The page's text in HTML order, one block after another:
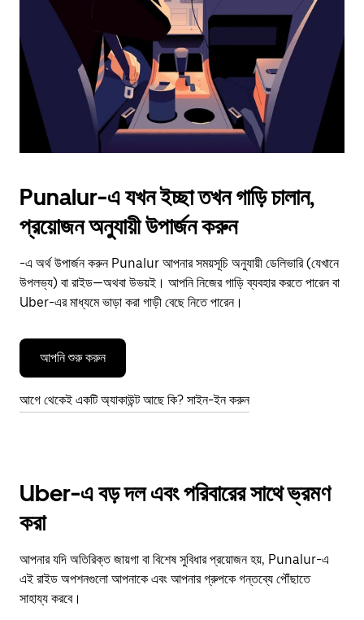
the
calendar.
Punalur-এ যখন ইচ্ছা তখন গাড়ি চালান,
প্রয়োজন অনুযায়ী উপার্জন করুন
-এ অর্থ উপার্জন করুন Punalur আপনার সময়সূচি অনুযায়ী ডেলিভারি (যেখানে
উপলভ্য) বা রাইড—অথবা উভয়ই। আপনি নিজের গাড়ি ব্যবহার করতে পারেন বা
Uber-এর মাধ্যমে ভাড়া করা গাড়ী বেছে নিতে পারেন।
আপনি শুরু করুন
আগে থেকেই একটি অ্যাকাউন্ট আছে কি? সাইন-ইন করুন
Uber-এ বড় দল এবং পরিবারের সাথে ভ্রমণ
করা
আপনার যদি অতিরিক্ত জায়গা বা বিশেষ সুবিধার প্রয়োজন হয়, Punalur-এ
এই রাইড অপশনগুলো আপনাকে এবং আপনার গ্রুপকে গন্তব্যে পৌঁছাতে
সাহায্য করবে।